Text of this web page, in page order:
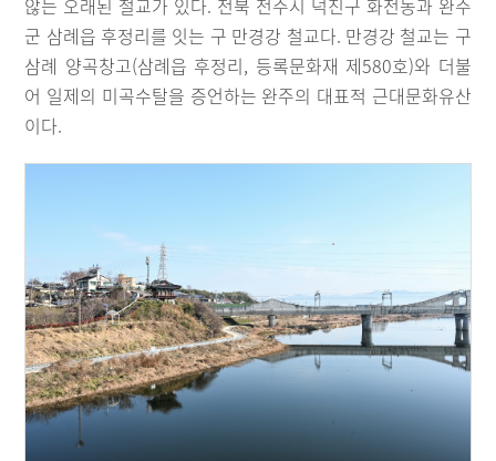
않는 오래된 철교가 있다. 전북 전주시 덕진구 화전동과 완주
군 삼례읍 후정리를 잇는 구 만경강 철교다. 만경강 철교는 구
삼례 양곡창고(삼례읍 후정리, 등록문화재 제580호)와 더불
어 일제의 미곡수탈을 증언하는 완주의 대표적 근대문화유산
이다.